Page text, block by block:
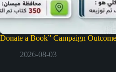
Donate a Book” Campaign
2026-08-03